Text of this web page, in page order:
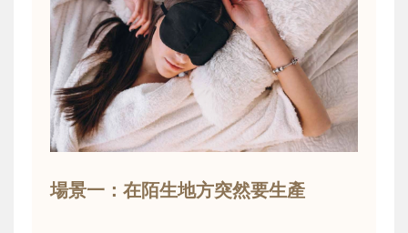
場景一：在陌生地方突然要生產